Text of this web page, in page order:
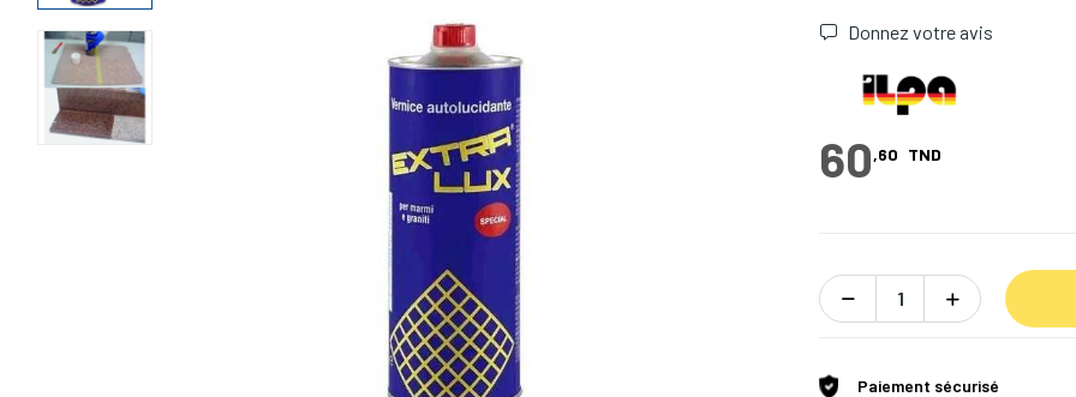
Donnez votre avis
60,60 TND
Paiement sécurisé